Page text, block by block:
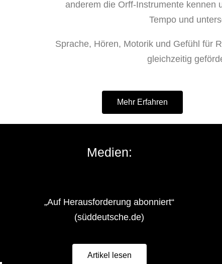
anderem die Orff-Instrumente kennen
Tempo und
Sprache, Hören, Motorik und Gefühl für
gleichzeitig
Mehr Erfahren
Medien:
„Auf Herausforderung abonniert“
(süddeutsche.de)
Artikel lesen